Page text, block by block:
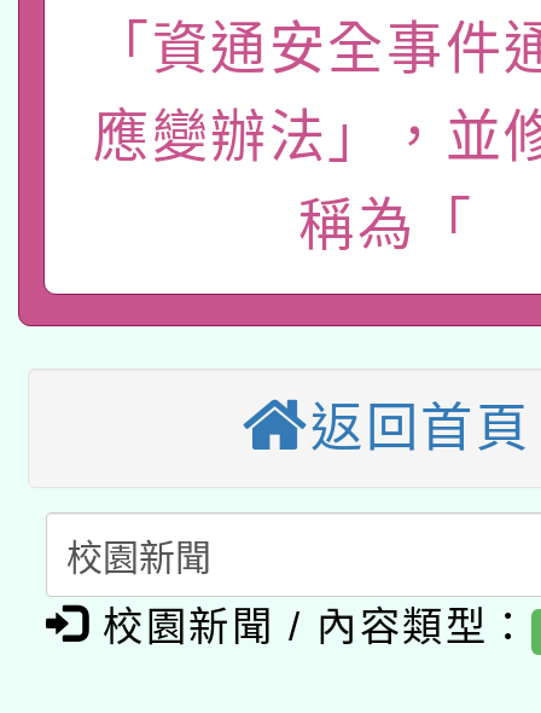
業技術研究院辦理「
用水績優單位及節水達
動」
115年8月22日(星期六
桃園市孔廟祈福系列
開 智慧啟航」
2026年桃園地景藝術
「2026桃園藝術巡演
轉知教育部國民及學前
國立臺灣師範大學辦
年度健康促進學校輔導
業成長研習」實施計畫
本館辦理115年度閱讀
暨閱讀推動專業研習
礎課程
A3數位素養講師名單
「數位內容與教學軟
pilot」
有關大陸委員會函釋公
薪期間赴陸應申請許可
轉知經濟部水利署委託
業技術研究院辦理「
115年8月22日(星期六
「資通安全事件
應變辦法」，並
稱為「
返回首頁
校園新聞 / 內容類型：